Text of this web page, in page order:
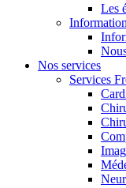
Les
Nos services
Services